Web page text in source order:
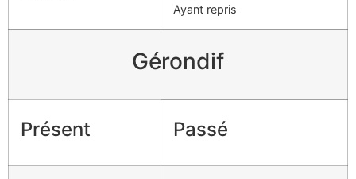
Ayant repris
Gérondif
Présent Passé